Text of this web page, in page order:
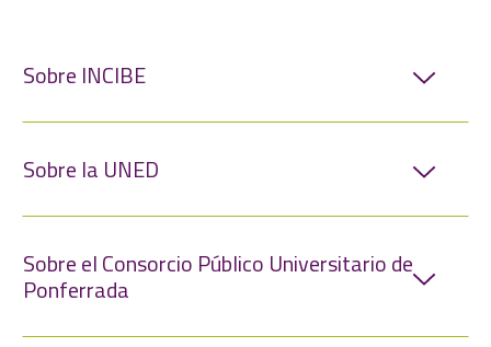
Sobre INCIBE
ElInstituto Nacional de Ciberseguridad
(INCIBE)
Pública, a través de la Secretaría de Estado de
Telecomunicaciones e Infraestructuras
Digitales, consolidado como entidad de
Sobre la UNED
LaUniversidad Nacional de Educación a
Distancia (UNED)
dependiente del Ministerio de Universidades,
Sobre el Consorcio Público Universitario de
Ponferrada